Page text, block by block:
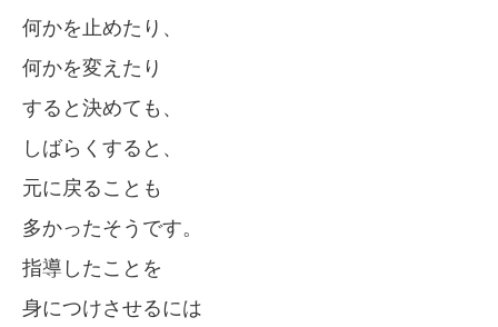
何かを止めたり、
何かを変えたり
すると決めても、
しばらくすると、
元に戻ることも
多かったそうです。
指導したことを
身につけさせるには